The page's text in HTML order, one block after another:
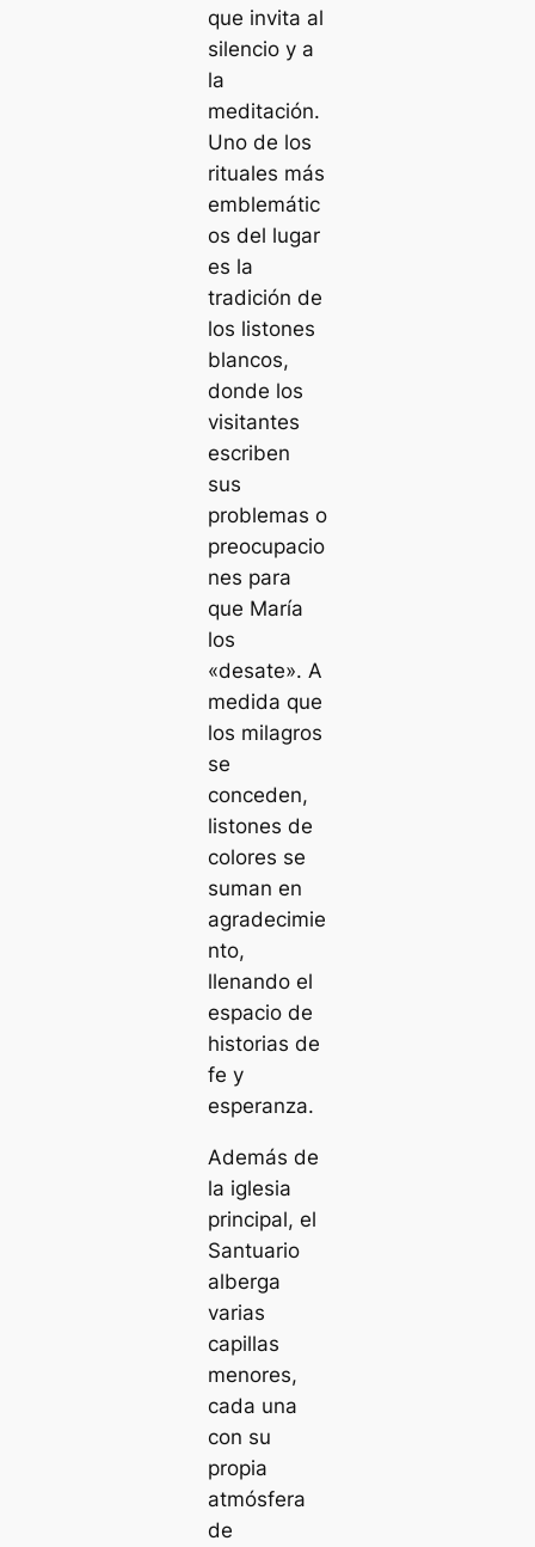
que invita al
silencio y a
la
meditación.
Uno de los
rituales más
emblemátic
os del lugar
es la
tradición de
los listones
blancos,
donde los
visitantes
escriben
sus
problemas o
preocupacio
nes para
que María
los
«desate». A
medida que
los milagros
se
conceden,
listones de
colores se
suman en
agradecimie
nto,
llenando el
espacio de
historias de
fe y
esperanza.
Además de
la iglesia
principal, el
Santuario
alberga
varias
capillas
menores,
cada una
con su
propia
atmósfera
de